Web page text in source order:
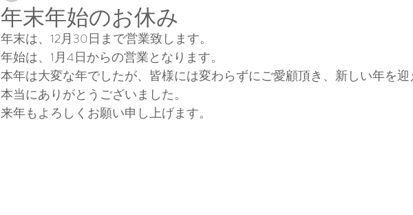
年末年始のお休み
年末は、12月30日まで営業致します。
年始は、1月4日からの営業となります。
本年は大変な年でしたが、皆様には変わらずにご愛顧頂き、新しい年を迎
本当にありがとうございました。
来年もよろしくお願い申し上げます。